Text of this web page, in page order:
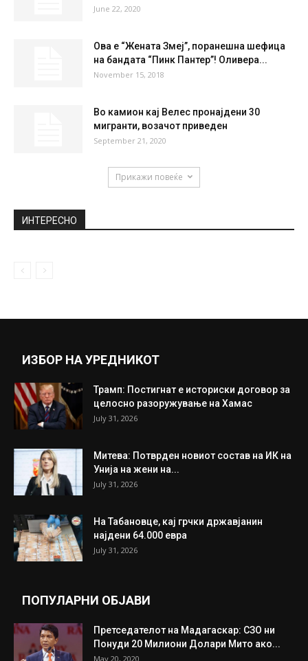
June 22, 2020
Ова е “Жената Змеј”, поранешна шефица
на бандата “Пинк Пантер”! Оливера...
November 15, 2018
Во камион кај Велес пронајдени 30
мигранти, возачот приведен
September 21, 2020
Прикажи повеќе
ИНТЕРЕСНО
ИЗБОР НА УРЕДНИКОТ
Трамп: Постигнат е историски договор за
целосно разоружување на Хамас
July 31, 2026
Митева: Потврден новиот состав на ИК на
Унија на жени на...
July 31, 2026
На Табановце, кај грчки државјанин
најдени 64.000 евра
July 31, 2026
ПОПУЛАРНИ ОБЈАВИ
Претседателот на Мадагаскар: СЗО ни
Понуди 20 Милиони Долари Мито ако...
May 20, 2020